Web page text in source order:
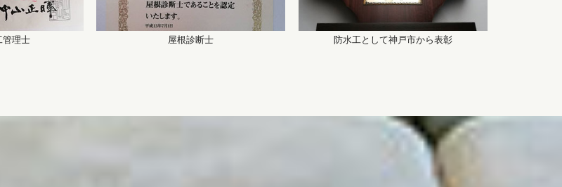
管理士 屋根診断士 防水工として神戸市から表彰